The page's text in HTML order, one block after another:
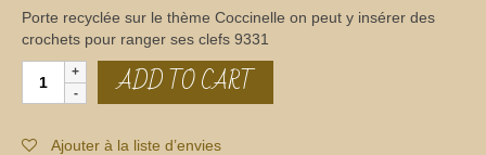
Porte recyclée sur le thème Coccinelle on peut y insérer des
crochets pour ranger ses clefs 9331
"Coccinelle"
ADD TO CART
Ajouter à la liste d’envies